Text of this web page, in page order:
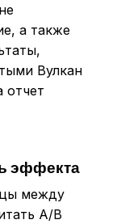
а также
Вулкан
отчет
эффекта
между
A/B